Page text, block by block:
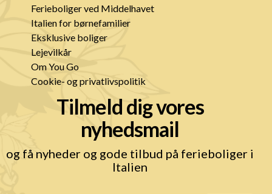
Ferieboliger ved Middelhavet
Italien for børnefamilier
Eksklusive boliger
Lejevilkår
Om You Go
Cookie- og privatlivspolitik
Tilmeld dig vores
nyhedsmail
og få nyheder og gode tilbud på ferieboliger i
Italien